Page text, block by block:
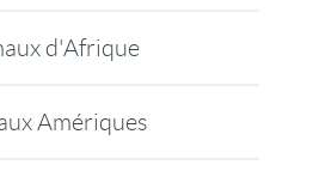
d'Afrique
Amériques